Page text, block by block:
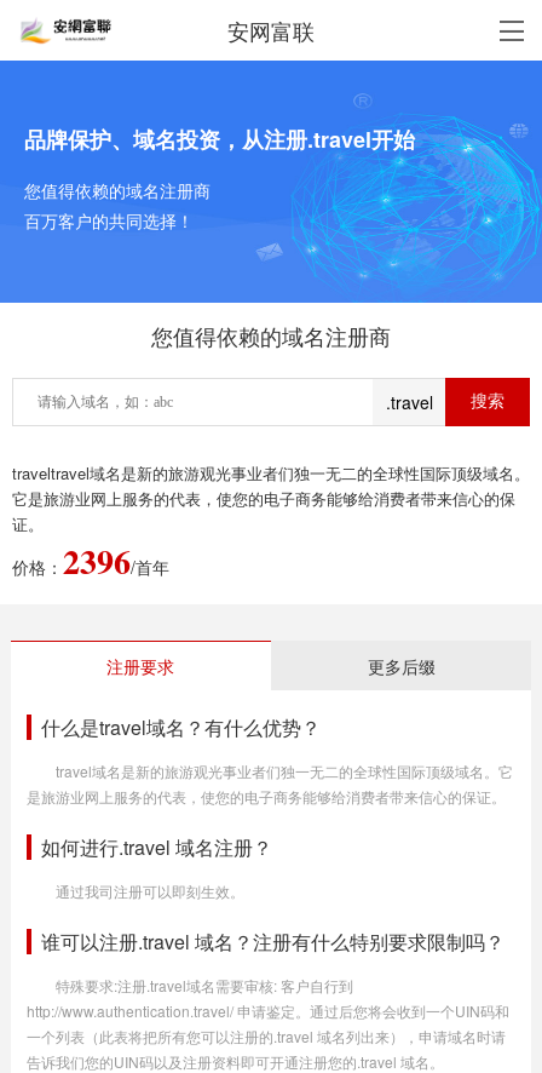
安网富联
品牌保护、域名投资，从注册.travel开始
您值得依赖的域名注册商
百万客户的共同选择！
您值得依赖的域名注册商
.travel
traveltravel域名是新的旅游观光事业者们独一无二的全球性国际顶级域名。
它是旅游业网上服务的代表，使您的电子商务能够给消费者带来信心的保
证。
价格： 2396/首年
注册要求 更多后缀
什么是travel域名？有什么优势？
travel域名是新的旅游观光事业者们独一无二的全球性国际顶级域名。它
是旅游业网上服务的代表，使您的电子商务能够给消费者带来信心的保证。
如何进行.travel 域名注册？
通过我司注册可以即刻生效。
谁可以注册.travel 域名？注册有什么特别要求限制吗？
特殊要求:注册.travel域名需要审核: 客户自行到
http://www.authentication.travel/ 申请鉴定。通过后您将会收到一个UIN码和
一个列表（此表将把所有您可以注册的.travel 域名列出来），申请域名时请
告诉我们您的UIN码以及注册资料即可开通注册您的.travel 域名。